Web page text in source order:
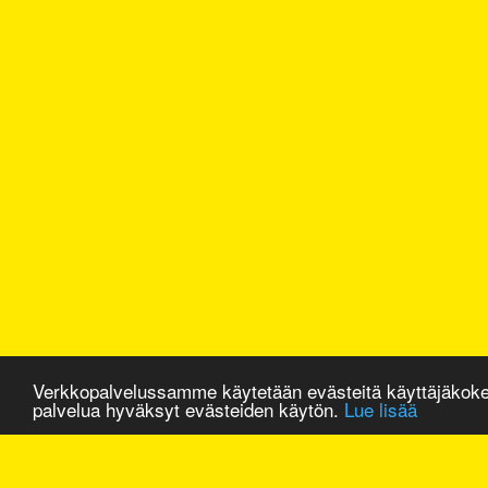
Verkkopalvelussamme käytetään evästeitä
palvelua hyväksyt evästeiden käytön. Lue lisää